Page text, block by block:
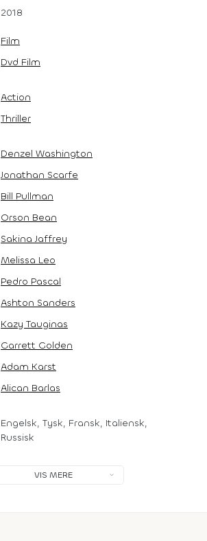
2018
Film
Dvd Film
Action
Thriller
Denzel Washington
Jonathan Scarfe
Bill Pullman
Orson Bean
Sakina Jaffrey
Melissa Leo
Pedro Pascal
Ashton Sanders
Kazy Tauginas
Garrett Golden
Adam Karst
Alican Barlas
Engelsk, Tysk, Fransk, Italiensk,
Russisk
VIS MERE